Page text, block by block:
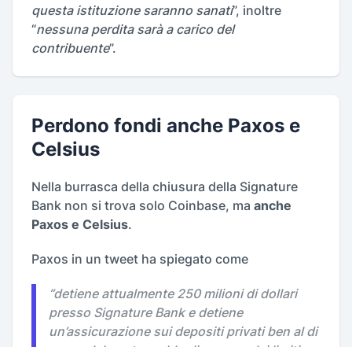
questa istituzione saranno sanati”, inoltre
“nessuna perdita sarà a carico del
contribuente”.
Perdono fondi anche Paxos e
Celsius
Nella burrasca della chiusura della Signature
Bank non si trova solo Coinbase, ma anche
Paxos e Celsius.
Paxos in un tweet ha spiegato come
“detiene attualmente 250 milioni di dollari
presso Signature Bank e detiene
un’assicurazione sui depositi privati ben al di